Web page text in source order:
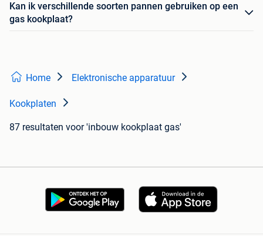
Kan ik verschillende soorten pannen gebruiken op een
gas kookplaat?
Home Elektronische apparatuur
Kookplaten
87 resultaten voor 'inbouw kookplaat gas'